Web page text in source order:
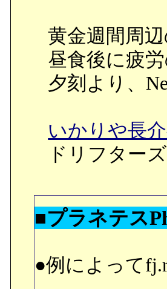
●あのノーマ
うだったの
したのは、純
うエーデル。
●第三事業部
し。^^;;;;
■ハキムの女
黄金週間周辺
昼食後に疲
夕刻より、
いかりや長
ドリフター
■プラネテス
●例によって